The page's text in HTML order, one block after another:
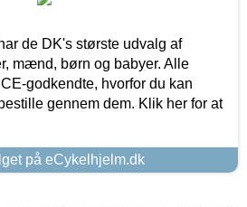
de DK's største udvalg af
mænd, børn og babyer. Alle
godkendte, hvorfor du kan
gennem dem. Klik her for at
på eCykelhjelm.dk